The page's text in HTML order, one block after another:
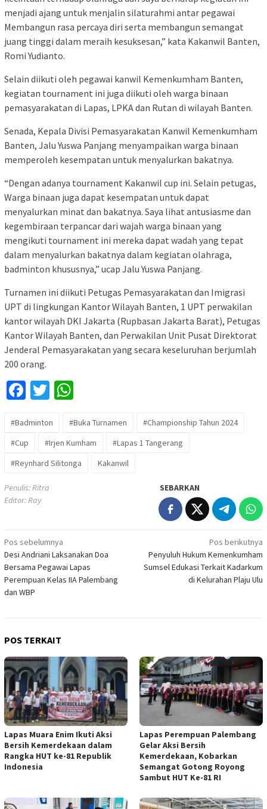
menjadi ajang untuk menjalin silaturahmi antar pegawai
Membangun rasa percaya diri serta membangun semangat
juang tinggi dalam meraih kesuksesan,” kata Kakanwil Banten,
Romi Yudianto.
Selain diikuti oleh pegawai kanwil Kemenkumham Banten,
kegiatan tournament ini juga diikuti oleh warga binaan
pemasyarakatan di Lapas, LPKA dan Rutan di wilayah Banten.
Senada, Kepala Divisi Pemasyarakatan Kanwil Kemenkumham
Banten, Jalu Yuswa Panjang menyampaikan warga binaan
memperoleh kesempatan untuk menyalurkan bakatnya.
“Dengan adanya tournament Kakanwil cup ini. Selain petugas,
Warga binaan juga dapat kesempatan untuk dapat
menyalurkan minat dan bakatnya. Saya lihat antusiasme dan
kegembiraan terpancar dari wajah warga binaan yang
mengikuti tournament ini mereka dapat wadah yang tepat
dalam menyalurkan bakatnya dalam kegiatan olahraga,
badminton khususnya,” ucap Jalu Yuswa Panjang.
Turnamen ini diikuti Petugas Pemasyarakatan dan Imigrasi
UPT di lingkungan Kantor Wilayah Banten, 1 UPT perwakilan
kantor wilayah DKI Jakarta (Rupbasan Jakarta Barat), Petugas
Kantor Wilayah Banten, dan Perwakilan Unit Pusat Direktorat
Jenderal Pemasyarakatan yang secara keseluruhan berjumlah
200 orang.
Facebook
Twitter
#Badminton #Buka Turnamen
#Championship Tahun 2024
#Cup
#Irjen Kumham
#Lapas 1 Tangerang
#Reynhard Silitonga
Kakanwil
Penulis: Ritra
Editor: Ray
SEBARKAN
Navigasi
pos
Pos sebelumnya
Desi Andriani Laksanakan Doa
Bersama Pegawai Lapas
Perempuan Kelas IIA Palembang
dan WBP
Pos berikutnya
Penyuluh Hukum Kemenkumham
Sumsel Edukasi Terkait Kadarkum
di Kelurahan Plaju Ulu
POS TERKAIT
Lapas Muara Enim Ikuti Aksi
Bersih Kemerdekaan dalam
Rangka HUT ke-81 Republik
Indonesia
Lapas Perempuan Palembang
Gelar Aksi Bersih
Kemerdekaan, Kobarkan
Semangat Gotong Royong
Sambut HUT Ke-81 RI